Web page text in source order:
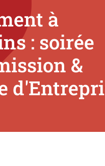
à
: soirée
&